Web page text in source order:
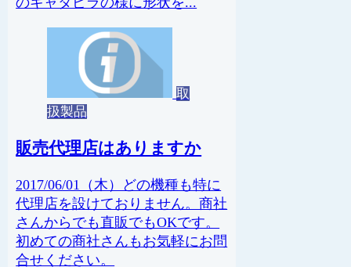
取
扱製品
販売代理店はありますか
2017/06/01（木）どの機種も特に
代理店を設けておりません。商社
さんからでも直販でもOKです。
初めての商社さんもお気軽にお問
合せください。